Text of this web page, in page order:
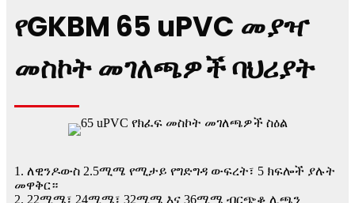
የGKBM 65 uPVC መያዣ
መስኮት መገለጫዎች ባህሪያት
1. ለዊንዶውስ 2.5ሚሜ የሚታይ የግድግዳ ውፍረት፣ 5 ክፍሎች ያሉት
መዋቅር።
2. 22ሚሜ፣ 24ሚሜ፣ 32ሚሜ እና 36ሚሜ ብርጭቆ ሊጫን